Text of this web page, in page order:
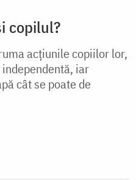
copilul?
acţiunile copiilor lor,
iar
cât se poate de